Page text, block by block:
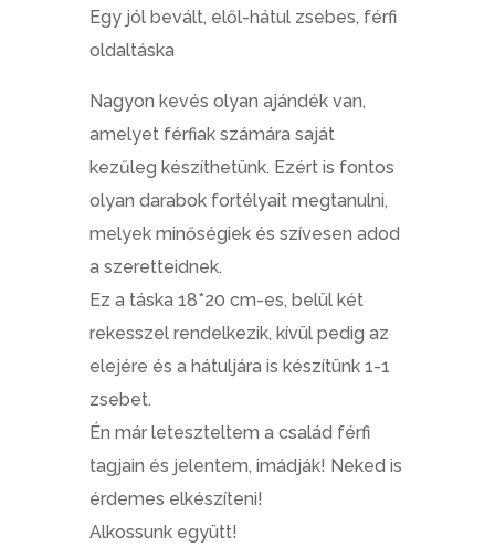
Egy jól bevált, elől-hátul zsebes, férfi
oldaltáska
Nagyon kevés olyan ajándék van,
amelyet férfiak számára saját
kezűleg készíthetünk. Ezért is fontos
olyan darabok fortélyait megtanulni,
melyek minőségiek és szívesen adod
a szeretteidnek.
Ez a táska 18*20 cm-es, belül két
rekesszel rendelkezik, kívül pedig az
elejére és a hátuljára is készítünk 1-1
zsebet.
Én már leteszteltem a család férfi
tagjain és jelentem, imádják! Neked is
érdemes elkészíteni!
Alkossunk együtt!